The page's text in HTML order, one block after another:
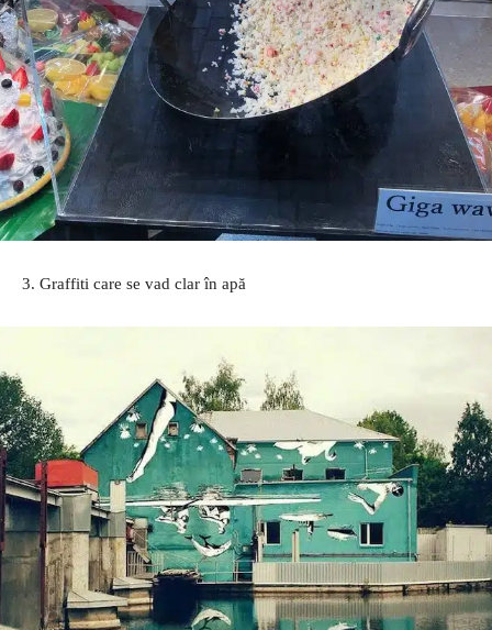
3. Graffiti care se vad clar în apă